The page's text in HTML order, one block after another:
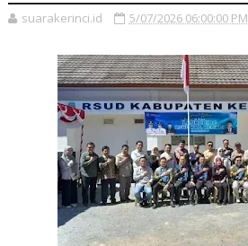
suarakerinci.id 5/07/2026 06:00:00 PM